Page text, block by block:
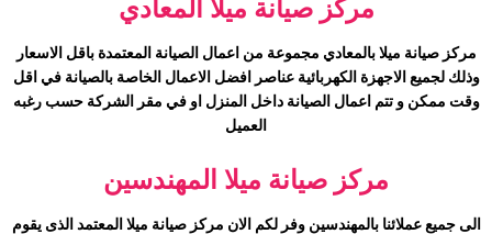
مركز صيانة ميلا المعادي
مركز صيانة ميلابالمعادي مجموعة من اعمال الصيانة المعتمدة باقل الاسعار
وذلك لجميع الاجهزة الكهربائية عناصر افضل الاعمال الخاصة بالصيانة في اقل
وقت ممكن و تتم اعمال الصيانة داخل المنزل او في مقر الشركة حسب رغبه
العميل
مركز صيانة ميلا المهندسين
الى جميع عملائنا بالمهندسين وفر لكم الان مركز صيانة ميلا المعتمد الذى يقوم